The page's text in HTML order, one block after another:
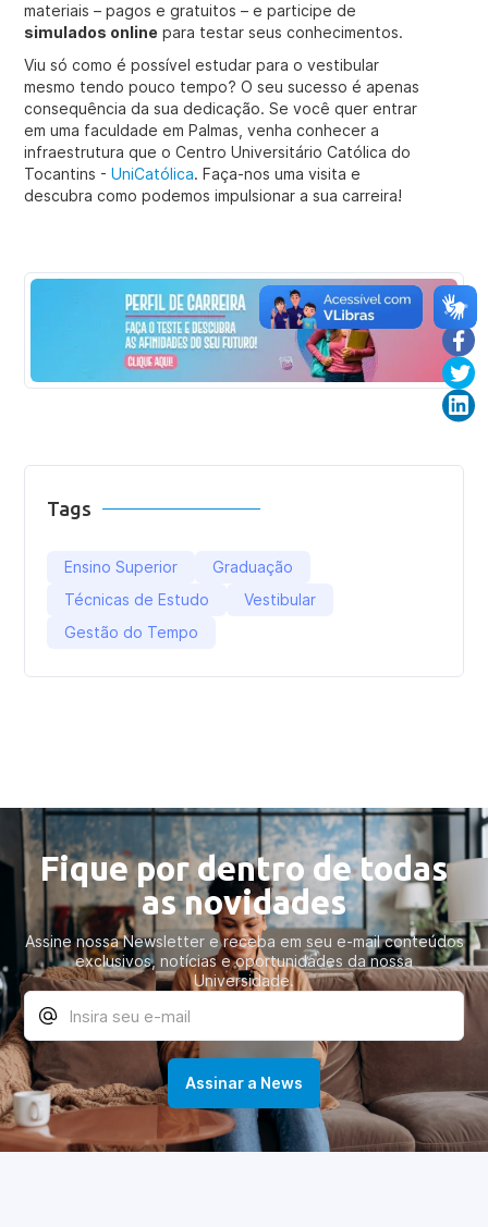
materiais – pagos e gratuitos – e participe de
simulados online para testar seus conhecimentos.
Viu só como é possível estudar para o vestibular
mesmo tendo pouco tempo? O seu sucesso é apenas
consequência da sua dedicação. Se você quer entrar
em uma faculdade em Palmas, venha conhecer a
infraestrutura que o Centro Universitário Católica do
Tocantins -UniCatólica. Faça-nos uma visita e
descubra como podemos impulsionar a sua carreira!
Tags
Ensino Superior
Graduação
Técnicas de Estudo
Vestibular
Gestão do Tempo
Fique por dentro de todas
as novidades
Assine nossa Newsletter e receba em seu e-mail conteúdos
exclusivos, notícias e oportunidades da nossa
Universidade.